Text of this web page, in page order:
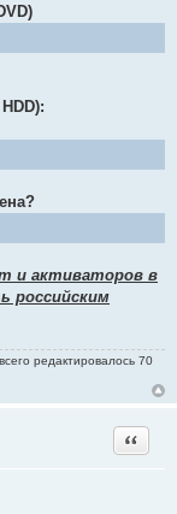
и активаторов в
российским
редактировалось 70
Цитата